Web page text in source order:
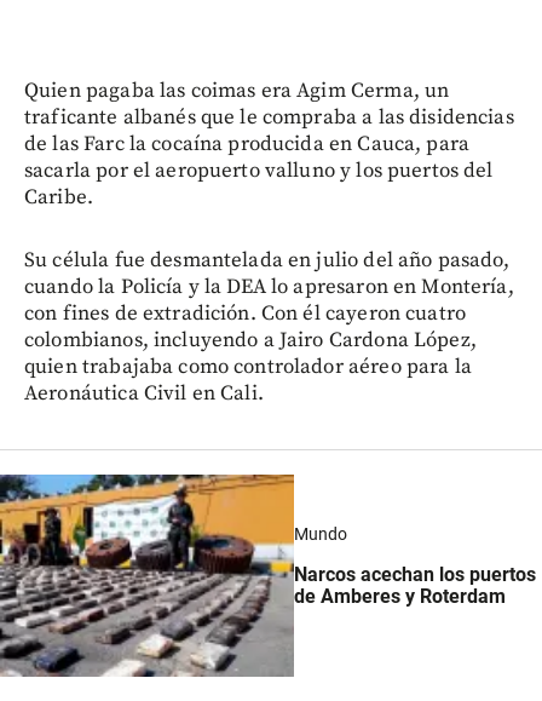
Quien pagaba las coimas era Agim Cerma, un
traficante albanés que le compraba a las disidencias
de las Farc la cocaína producida en Cauca, para
sacarla por el aeropuerto valluno y los puertos del
Caribe.
Su célula fue desmantelada en julio del año pasado,
cuando la Policía y la DEA lo apresaron en Montería,
con fines de extradición. Con él cayeron cuatro
colombianos, incluyendo a Jairo Cardona López,
quien trabajaba como controlador aéreo para la
Aeronáutica Civil en Cali.
Mundo
Narcos acechan los puertos
de Amberes y Roterdam